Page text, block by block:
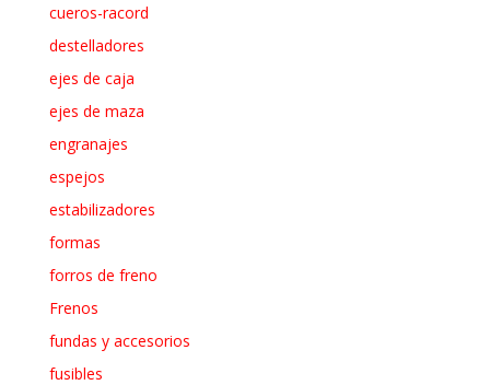
cueros-racord
destelladores
ejes de caja
ejes de maza
engranajes
espejos
estabilizadores
formas
forros de freno
Frenos
fundas y accesorios
fusibles